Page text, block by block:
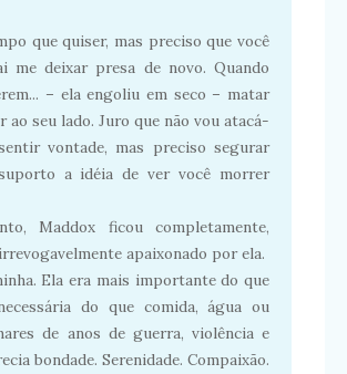
que quiser, mas preciso que você
me deixar presa de novo. Quando
– ela engoliu em seco – matar
ao seu lado. Juro que não vou atacá-
vontade, mas preciso segurar
a idéia de ver você morrer
Maddox ficou completamente,
apaixonado por ela.
Ela era mais importante do que
do que comida, água ou
de anos de guerra, violência e
bondade. Serenidade. Compaixão.